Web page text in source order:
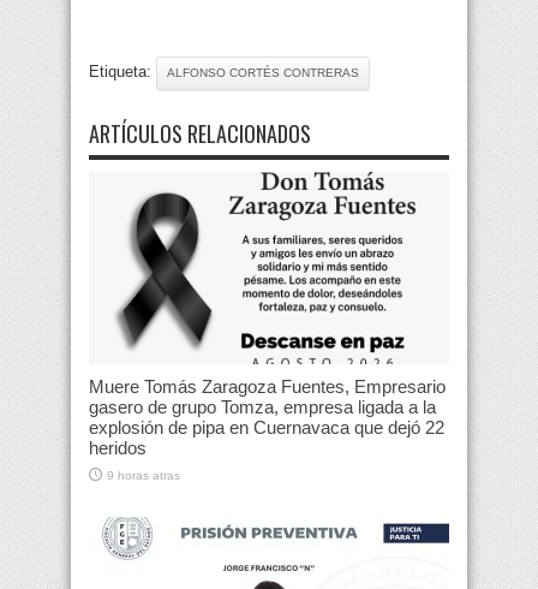
Etiqueta: ALFONSO CORTÉS CONTRERAS
ARTÍCULOS RELACIONADOS
Muere Tomás Zaragoza Fuentes, Empresario
gasero de grupo Tomza, empresa ligada a la
explosión de pipa en Cuernavaca que dejó 22
heridos
9 horas atras